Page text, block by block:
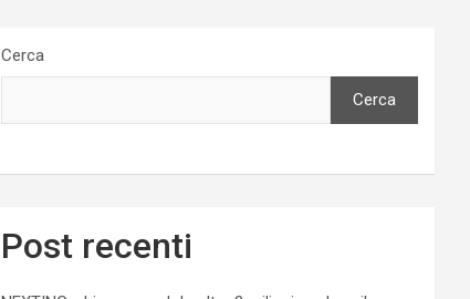
Cerca
Cerca
Post recenti